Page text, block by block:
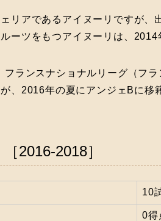
リアであるアイヌーリですが、
ーツをもつアイヌーリは、
フランスナショナルリーグ（フ
、2016年の夏にアンジェBに移
2016‐2018］
10
0得